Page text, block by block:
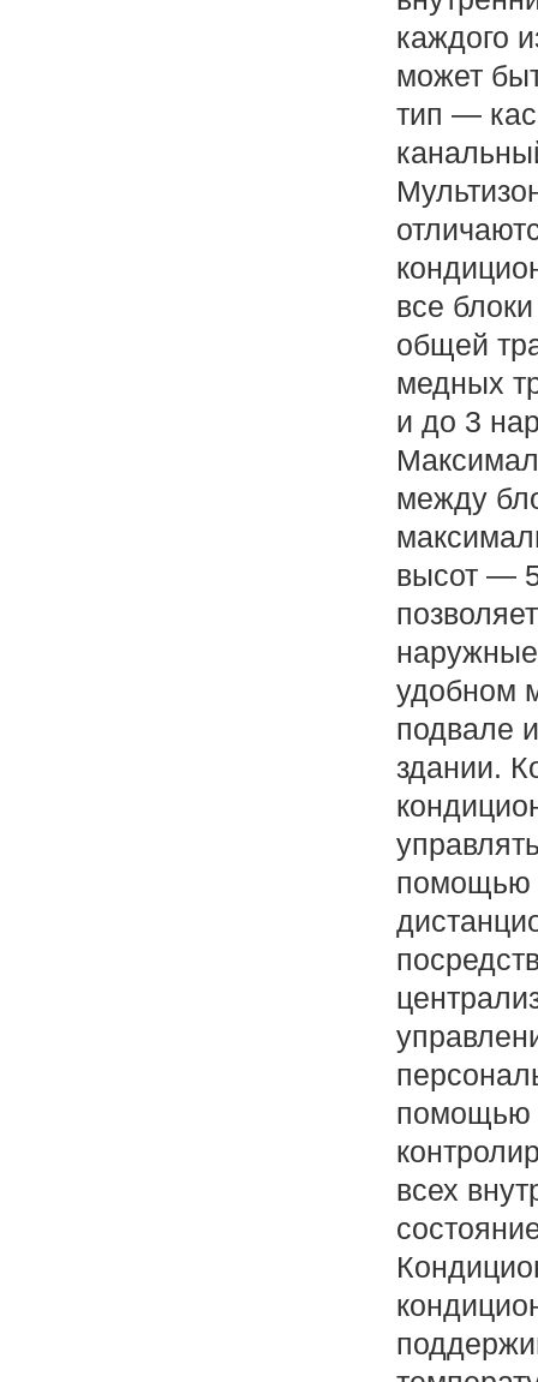
каждого
может
тип —
все
общей
медных
и до 3
между
высот —
удобном
подвале
здании.
помощью
помощью
всех